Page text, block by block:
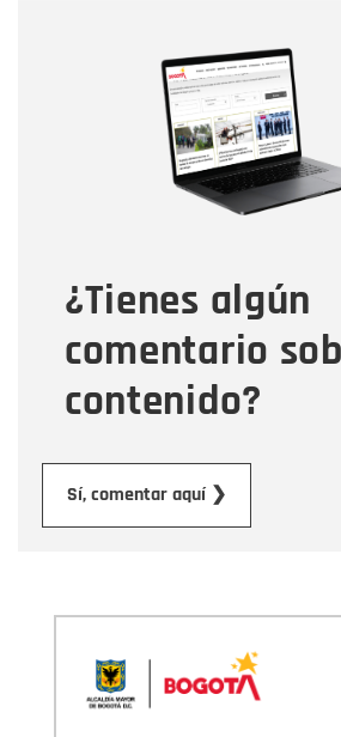
¿Tienes algún
comentario
contenido?
Sí, comentar aquí ❯
Correo electrónico
Tipo de comentario
Mensaje